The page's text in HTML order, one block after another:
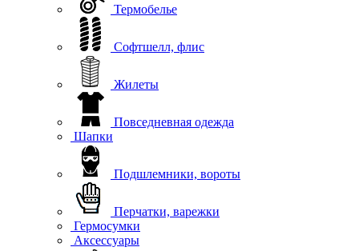
Термобелье
Софтшелл, флис
Жилеты
Повседневная одежда
Шапки
Подшлемники, вороты
Перчатки, варежки
Гермосумки
Аксессуары